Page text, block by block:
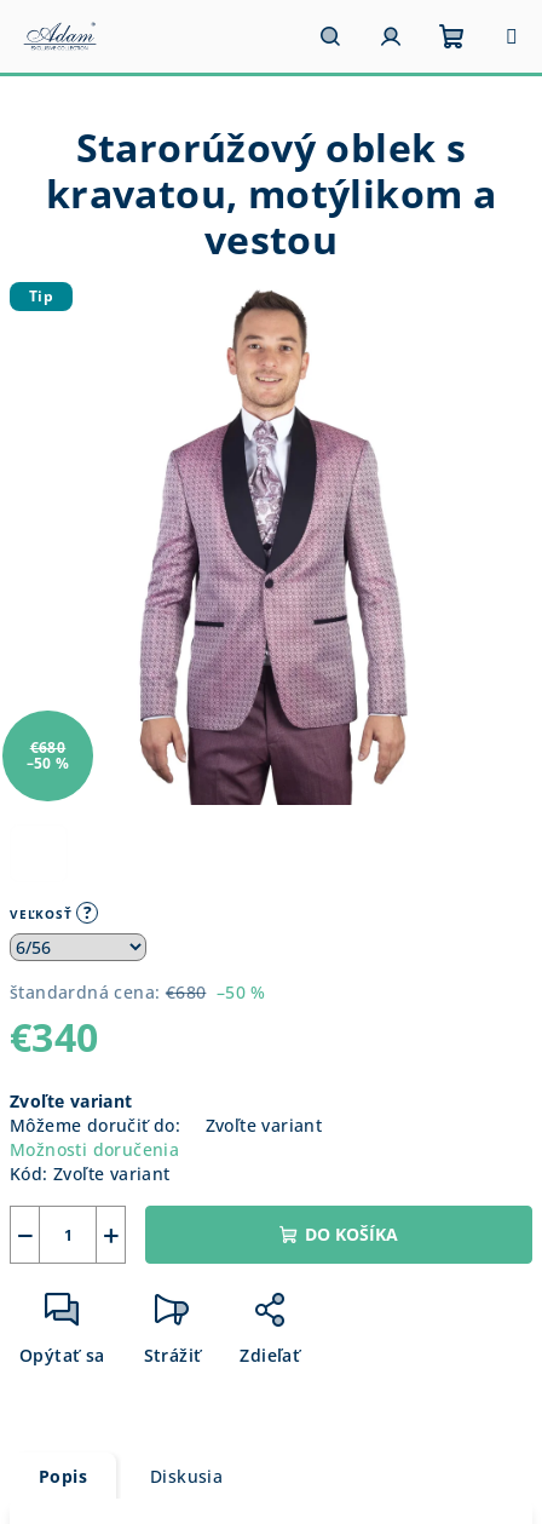
obsah
HľadaťPrihlásenie
košík
VEĽKOSŤ ?
štandardná cena: €680 –50 %
€340
cena:
Zvoľte variant
Môžeme doručiť do:
Zvoľte variant
Možnosti doručenia
Kód: Zvoľte variant
+
− DO KOŠÍKA
Opýtať sa Strážiť Zdieľať
Starorúžový oblek s
kravatou, motýlikom a
vestou
Tip
€680
–50 %
Popis Diskusia